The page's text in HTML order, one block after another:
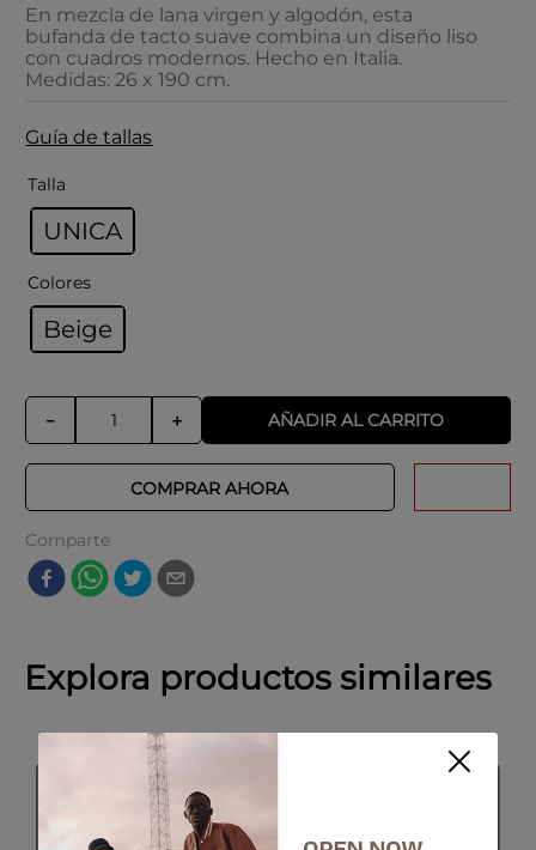
En mezcla de lana virgen y algodón, esta
bufanda de tacto suave combina un diseño liso
con cuadros modernos. Hecho en Italia.
Medidas: 26 x 190 cm.
Guía de tallas
Talla
UNICA
Colores
Beige
＋
－ AÑADIR AL CARRITO
COMPRAR AHORA
Comparte
Explora productos similares